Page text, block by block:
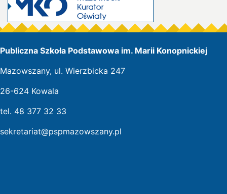
Publiczna Szkoła Podstawowa im. Marii Konopnickiej
Mazowszany, ul. Wierzbicka 247
26-624 Kowala
tel. 48 377 32 33
sekretariat@pspmazowszany.pl